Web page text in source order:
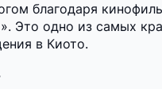
благодаря
Это одно из самых
в Киото.